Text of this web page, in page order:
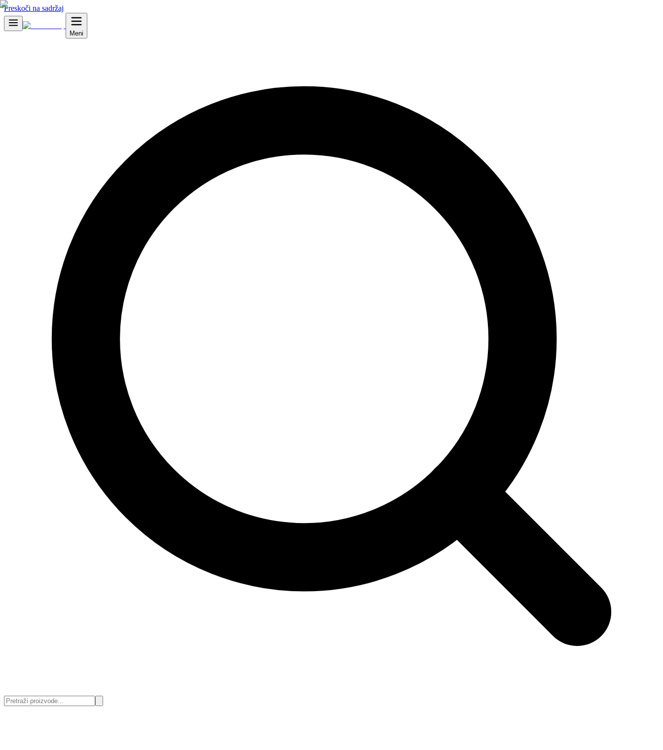
Preskoči na sadržaj
Meni